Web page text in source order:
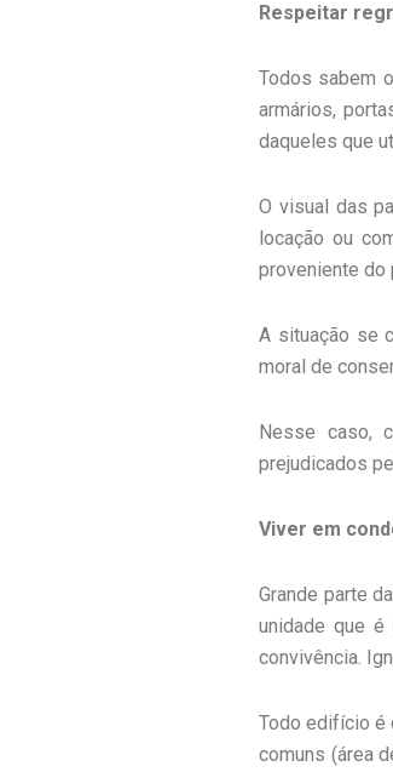
Respeitar
Todos sabem
armários,
daqueles que
O visual das
locação ou
proveniente do
A situação se
moral de
Nesse caso,
prejudicados
Viver em
Grande parte
unidade que
convivência.
Todo edifício é
comuns (área